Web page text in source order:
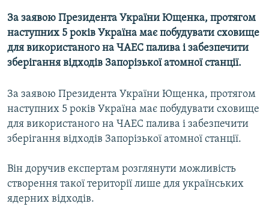
СПЕЦПРОЄКТИ
ПОДКАСТИ
РУС
УКР
КТАТ
ДОЛУЧАЙСЯ!
За заявою Президента України Ющенка, протягом
наступних 5 років Україна має побудувати сховище
для використаного на ЧАЕС палива і забезпечити
зберігання відходів Запорізької атомної станції.
За заявою Президента України Ющенка, протягом
наступних 5 років Україна має побудувати сховище
для використаного на ЧАЕС палива і забезпечити
зберігання відходів Запорізької атомної станції.
Він доручив експертам розглянути можливість
створення такої території лише для українських
ядерних відходів.